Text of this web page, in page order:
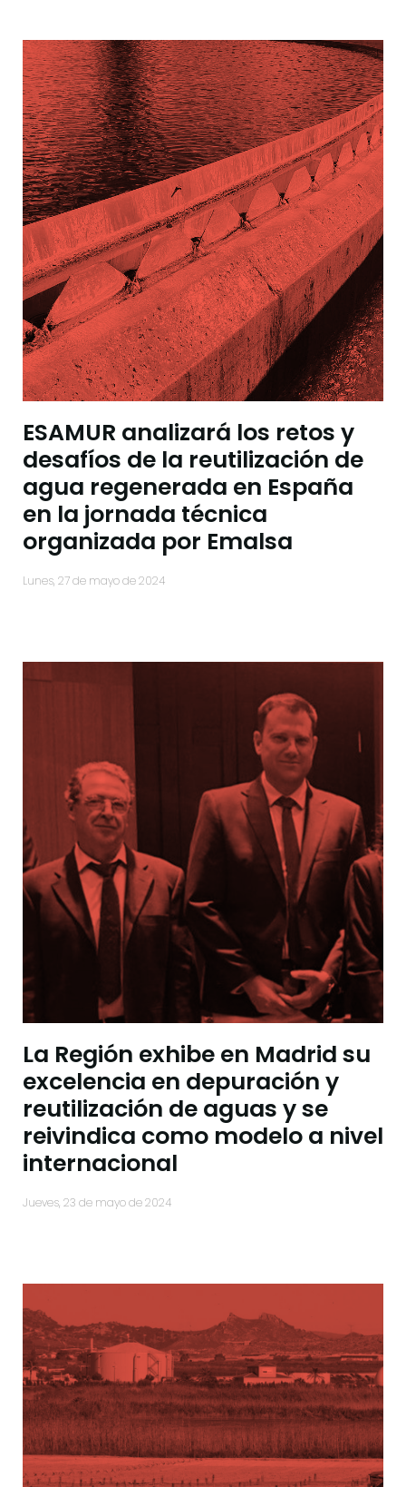
ESAMUR analizará los retos y
desafíos de la reutilización de
agua regenerada en España
en la jornada técnica
organizada por Emalsa
lunes, 27 de mayo de 2024
La Región exhibe en Madrid su
excelencia en depuración y
reutilización de aguas y se
reivindica como modelo a nivel
internacional
jueves, 23 de mayo de 2024